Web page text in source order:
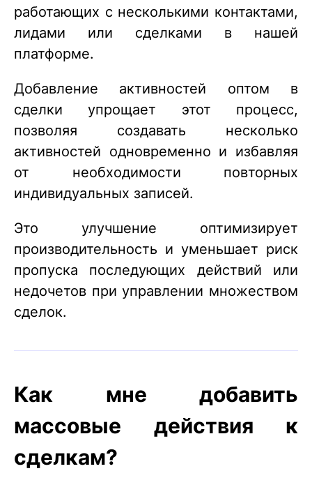
работающих с несколькими контактами,
лидами или сделками в нашей
платформе.
Добавление активностей оптом в
сделки упрощает этот процесс,
позволяя создавать несколько
активностей одновременно и избавляя
от необходимости повторных
индивидуальных записей.
Это улучшение оптимизирует
производительность и уменьшает риск
пропуска последующих действий или
недочетов при управлении множеством
сделок.
Как мне добавить
массовые действия к
сделкам?